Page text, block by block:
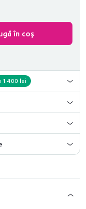
în coș
1.400 lei